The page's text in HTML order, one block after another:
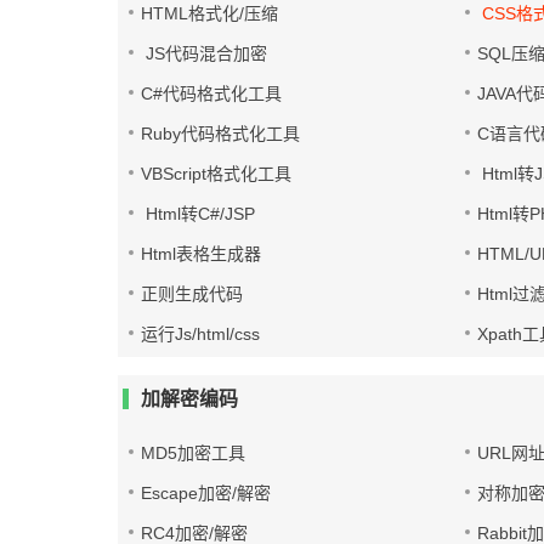
HTML格式化/压缩 CSS格
JS代码混合加密 SQL压
C#代码格式化工具 JAVA代
Ruby代码格式化工具 C语言
VBScript格式化工具 Html转
Html转C#/JSP Html转
Html表格生成器 HTML/
正则生成代码 Html过
运行Js/html/css Xpath工
加解密编码
MD5加密工具 URL网
Escape加密/解密 对称加
RC4加密/解密 Rabbit